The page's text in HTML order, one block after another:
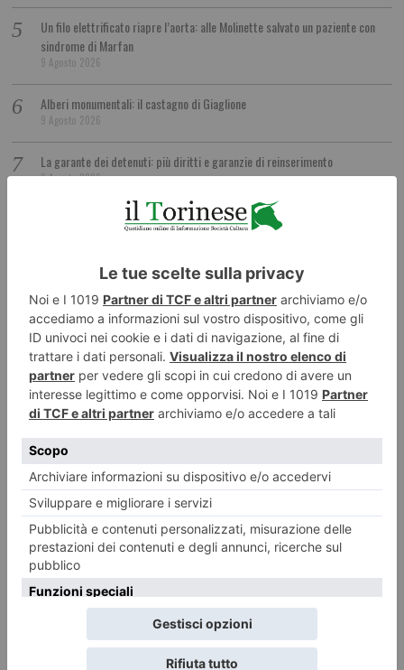
Un filo elettrificato riapre l’aorta: alle Molinette salvato un paziente con
sindrome di Marfan
9 Agosto 2026
Alberi monumentali: il castagno di Giaglione
9 Agosto 2026
La garante dei detenuti: più diritti e garanzie di reinserimento
9 Agosto 2026
Treni, lavori tra Salbertrand e Bussoleno
GTT sostituisce i parchimetri: più di 600 al posto dei modelli vecchi
9 Agosto 2026
Arrestato il 73enne che ha travolto i ciclisti
9 Agosto 2026
Tutti i gusti del mondo a Terra Madre Salone del Gusto Tra poco più di un
mese a Torino
“Davide Toffolo, Parola di Pasolini”
9 Agosto 2026
La rubrica della domenica di Pier Franco Quaglieni
9 Agosto 2026
Artigianato piemontese, segnali di ripresa nel terzo trimestre ma i saldi
restano negativi
Gallerie d’Italia gratis a Ferragosto